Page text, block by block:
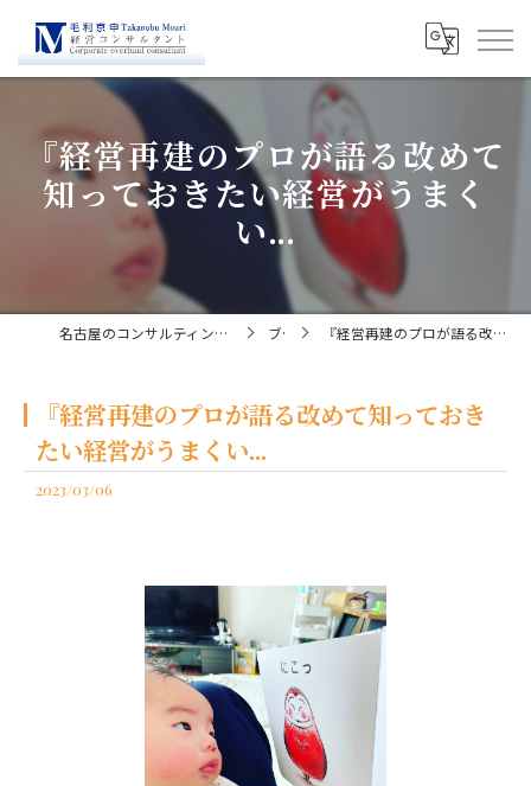
『経営再建のプロが語る改めて
知っておきたい経営がうまく
い...
名古屋のコンサルティングなら経営コンサルタント毛利京申 ブログ 『経営再建のプロが語る改めて知っておきたい経営がうまくい...
『経営再建のプロが語る改めて知っておき
たい経営がうまくい...
2023/03/06